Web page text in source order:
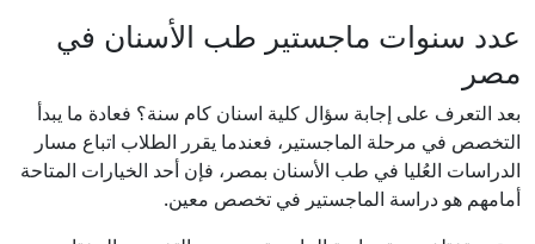
عدد سنوات ماجستير طب الأسنان في
مصر
بعد التعرف على إجابة سؤال كلية اسنان كام سنة؟ فعادة ما يبدأ
التخصص في مرحلة الماجستير، فعندما يقرر الطلاب اتباع مسار
الدراسات العُليا في طب الأسنان بمصر، فإن أحد الخيارات المتاحة
أمامهم هو دراسة الماجستير في تخصص معين.